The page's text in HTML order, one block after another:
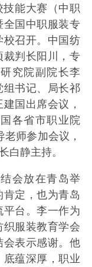
技能大赛（中职
国中职服装专
校召开。中国纺
判长阳川，专
究院副院长李
书记、局长祁
国出席会议，
各省市职业院
师参加会议，
白静主持。
会放在青岛举
定，也为青岛
台。李一作为
服装教育学会
表示感谢。他
蕴深厚，职业